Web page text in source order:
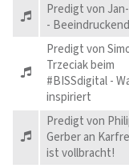
Predigt von
-
Predigt von
Trzeciak beim
#BISSdigital -
inspiriert
Predigt von
Gerber an
ist vollbracht!